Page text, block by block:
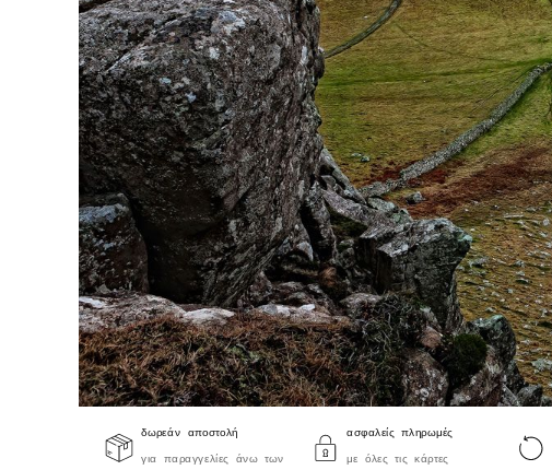
δωρεάν αποστολή
για παραγγελίες άνω των
ασφαλείς πληρωμές
με όλες τις κάρτες